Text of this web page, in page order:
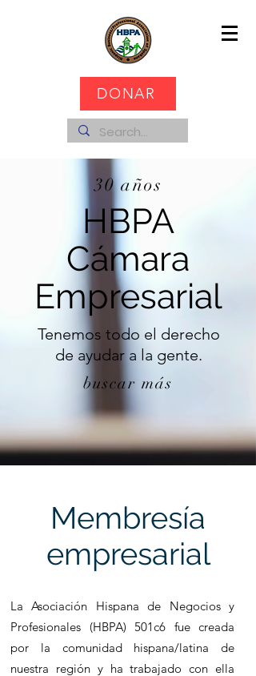
DONAR
30 años
HBPA
Cámara
Empresarial
Tenemos todo el derecho
de ayudar a la gente.
buscar más
Membresía
empresarial
La Asociación Hispana de Negocios y
Profesionales (HBPA) 501c6 fue creada
por
la comunidad hispana/latina de
nuestra región y ha trabajado con ella